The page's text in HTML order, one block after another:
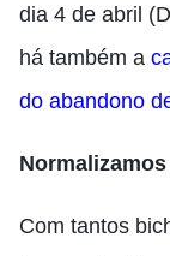
dia 4 de abril
há também a
do abandono
Com tantos